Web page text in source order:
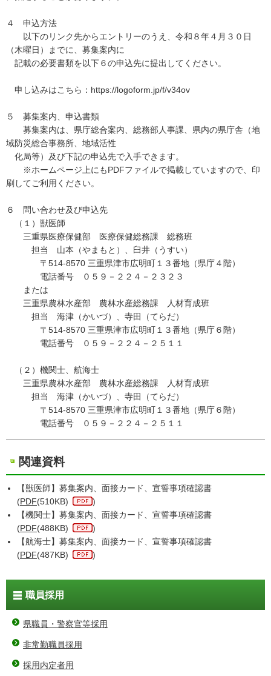
４ 申込方法
以下のリンク先からエントリーのうえ、令和８年４月３０日
（木曜日）までに、募集案内に
記載の必要書類を以下６の申込先に提出してください。
申し込みはこちら：https://logoform.jp/f/v34ov
５ 募集案内、申込書類
募集案内は、県庁総合案内、総務部人事課、県内の県庁舎（地
域防災総合事務所、地域活性
化局等）及び下記の申込先で入手できます。
※ホームページ上にもPDFファイルで掲載していますので、印
刷してご利用ください。
６ 問い合わせ及び申込先
（１）獣医師
三重県医療保健部 医療保健総務課 総務班
担当 山本（やまもと）、臼井（うすい）
〒514-8570 三重県津市広明町１３番地（県庁４階）
電話番号 ０５９－２２４－２３２３
または
三重県農林水産部 農林水産総務課 人材育成班
担当 海津（かいづ）、寺田（てらだ）
〒514-8570 三重県津市広明町１３番地（県庁６階）
電話番号 ０５９－２２４－２５１１
（２）機関士、航海士
三重県農林水産部 農林水産総務課 人材育成班
担当 海津（かいづ）、寺田（てらだ）
〒514-8570 三重県津市広明町１３番地（県庁６階）
電話番号 ０５９－２２４－２５１１
関連資料
【獣医師】募集案内、面接カード、宣誓事項確認書
(PDF(510KB)
)
【機関士】募集案内、面接カード、宣誓事項確認書
(PDF(488KB)
)
【航海士】募集案内、面接カード、宣誓事項確認書
(PDF(487KB) )
職員採用
県職員・警察官等採用
非常勤職員採用
採用内定者用